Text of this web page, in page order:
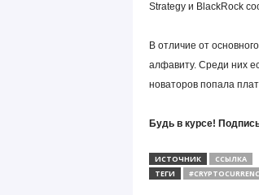
Strategy и BlackRock
В отличие от
алфавиту. Среди них
новаторов попала
Будь в курсе!
ИСТОЧНИК
ССЫЛКА
ТЕГИ